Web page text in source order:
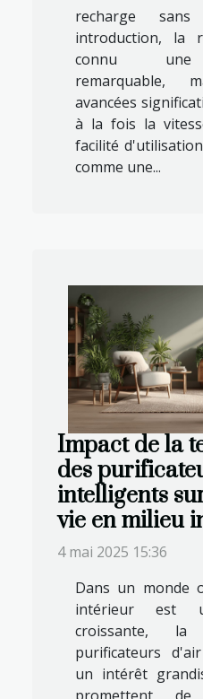
recharge
introduction, la
connu une
remarquable,
avancées
à la fois la
facilité
comme une...
Impact de la
des
intelligents
vie en milieu
4 mai 2025 15:36
Dans un monde
intérieur est
croissante, la
purificateurs
un intérêt